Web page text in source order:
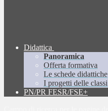
Didattica
Panoramica
Offerta formativa
Le schede didattiche
I progetti delle classi
PN/PR FESR/FSE+